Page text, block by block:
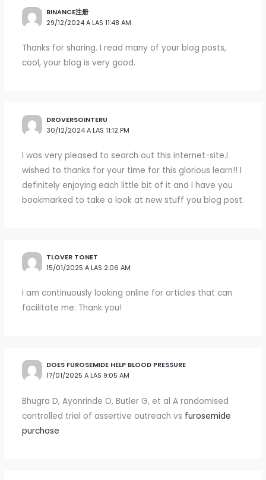
BINANCE注册
29/12/2024 A LAS 11:48 AM
Thanks for sharing. I read many of your blog posts,
cool, your blog is very good.
DROVERSOINTERU
30/12/2024 A LAS 11:12 PM
I was very pleased to search out this internet-site.I
wished to thanks for your time for this glorious learn!! I
definitely enjoying each little bit of it and I have you
bookmarked to take a look at new stuff you blog post.
TLOVER TONET
15/01/2025 A LAS 2:06 AM
I am continuously looking online for articles that can
facilitate me. Thank you!
DOES FUROSEMIDE HELP BLOOD PRESSURE
17/01/2025 A LAS 9:05 AM
Bhugra D, Ayonrinde O, Butler G, et al A randomised
controlled trial of assertive outreach vs furosemide
purchase